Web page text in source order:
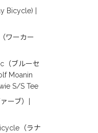
Bicycle) |
ワーカー
（ブルーセ
Moanin
S/S Tee
ーブ）|
（ラナ